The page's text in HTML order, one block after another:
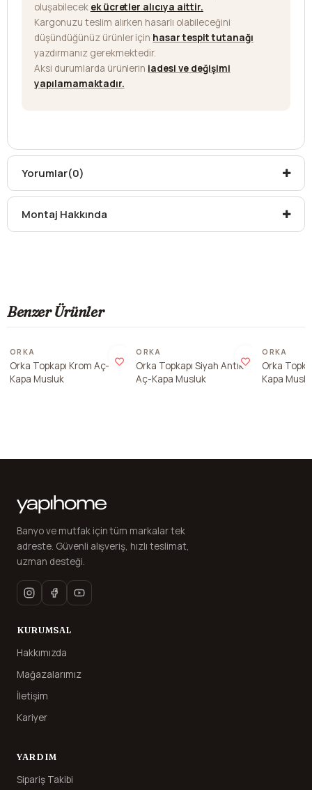
oluşabilecek ek ücretler alıcıya aittir.
Kargonuzu teslim alırken hasarlı olabileceğini
düşündüğünüz ürünler için hasar tespit tutanağı
yazdırmanız gerekmektedir.
Aksi durumlarda ürünlerin iadesi ve değişimi
yapılamamaktadır.
Yorumlar(0)
Montaj Hakkında
Benzer Ürünler
ORKA
Orka Topkapı Krom Aç-
Kapa Musluk
ORKA
Orka Topkapı Siyah Antik
Aç-Kapa Musluk
ORKA
Orka
Kapa
Banyo ve mutfak için tüm markalar tek
adreste. Güvenli alışveriş, hızlı teslimat,
uzman desteği.
KURUMSAL
Hakkımızda
Mağazalarımız
İletişim
Kariyer
YARDIM
Sipariş Takibi